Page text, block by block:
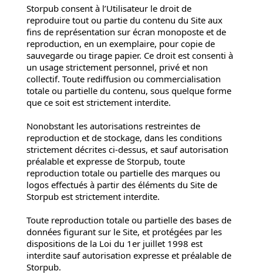
Storpub consent à l’Utilisateur le droit de
reproduire tout ou partie du contenu du Site aux
fins de représentation sur écran monoposte et de
reproduction, en un exemplaire, pour copie de
sauvegarde ou tirage papier. Ce droit est consenti à
un usage strictement personnel, privé et non
collectif. Toute rediffusion ou commercialisation
totale ou partielle du contenu, sous quelque forme
que ce soit est strictement interdite.
Nonobstant les autorisations restreintes de
reproduction et de stockage, dans les conditions
strictement décrites ci-dessus, et sauf autorisation
préalable et expresse de Storpub, toute
reproduction totale ou partielle des marques ou
logos effectués à partir des éléments du Site de
Storpub est strictement interdite.
Toute reproduction totale ou partielle des bases de
données figurant sur le Site, et protégées par les
dispositions de la Loi du 1er juillet 1998 est
interdite sauf autorisation expresse et préalable de
Storpub.